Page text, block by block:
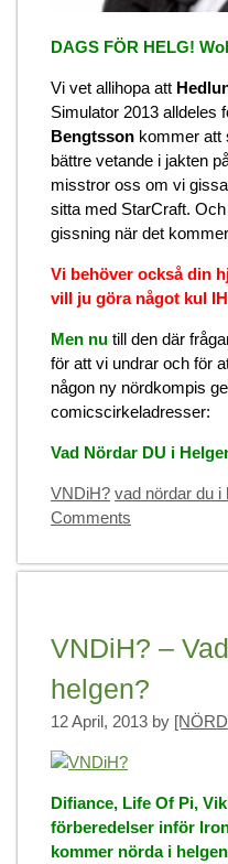
DAGS FÖR HELG!
Vi vet allihopa att
Simulator 2013 alldeles
Bengtsson kommer att
bättre vetande i jakten
misstror oss om vi
sitta med StarCraft. Och
gissning när det
Vi behöver också din
vill ju göra något kul
Men nu till den där
för att vi undrar och för
någon ny nördkompis
comicscirkeladresser:
Vad Nördar DU i
Categories
VNDiH? Tags
vad nördar du i
Comments
VNDiH? –
helgen?
12 April, 2013 by
Difiance, Life Of Pi,
förberedelser inför
kommer nörda i